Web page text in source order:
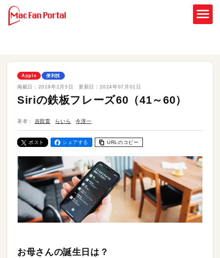
Apple 便利技
掲載日： 2019年2月5日 更新日： 2024年07月01日
Siriの鉄板フレーズ60（41～60）
著者： 吉田雷 らいら 今淳一
ポスト シェアする URLのコピー
お母さんの誕生日は？